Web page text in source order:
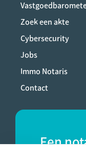
Zoek een akte
Cybersecurity
Jobs
Immo Notaris
Contact
Een